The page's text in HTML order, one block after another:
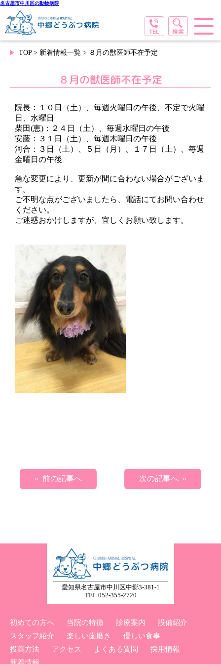
名古屋市中川区の動物病院
TOP> 新着情報一覧 > ８月の獣医師不在予定
８月の獣医師不在予定
院長：１０日（土）、毎週火曜日の午後、不定で火曜
日、水曜日
柴田(恵)：２４日（土）、毎週水曜日の午後
安藤：３１日（土）、毎週木曜日の午後
河合：３日（土）、５日（月）、１７日（土）、毎週
金曜日の午後
急な変更により、更新が間に合わない場合がございま
す。
ご不明な点がございましたら、電話にてお問い合わせ
ください。
ご迷惑おかけしますが、宜しくお願い致します。
« 前の記事へ 次の記事へ »
愛知県名古屋市中川区中郷3-381-1
TEL 052-355-2720
初めての方へ 当院の特徴 診療案内
設備紹介
スタッフ紹介
楽しい歯磨き
優しい食事
投薬方法
アクセス よくある質問
採用情報
新着情報